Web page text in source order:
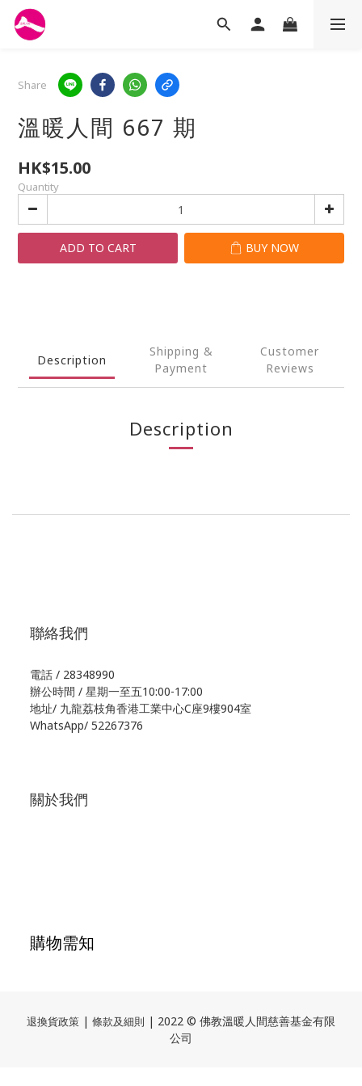
Share
溫暖人間 667 期
HK$15.00
Quantity
ADD TO CART BUY NOW
Description
Shipping &
Payment
Customer
Reviews
Description
聯絡我們
電話 / 28348990
辦公時間 / 星期一至五10:00-17:00
地址/ 九龍荔枝角香港工業中心C座9樓904室
WhatsApp/ 52267376
關於我們
購物需知
退換貨政策 | 條款及細則 | 2022 © 佛教溫暖人間慈善基金有限
公司